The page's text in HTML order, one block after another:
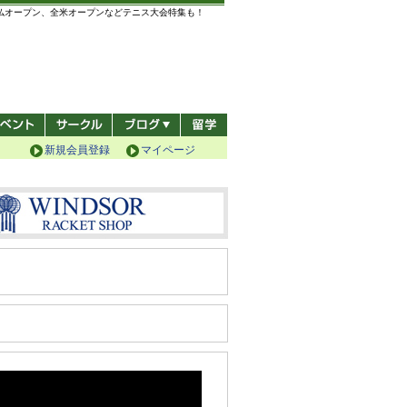
ープン、全米オープンなどテニス大会特集も！
マイページ
新規会員登録